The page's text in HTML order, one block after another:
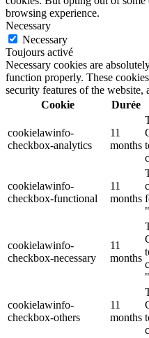
browsing experience.
Necessary
Necessary
Toujours activé
Necessary cookies are
function properly. These
security features of the website,
Cookie
Durée
cookielawinfo-
checkbox-analytics
11
months
cookielawinfo-
checkbox-functional
11
months
cookielawinfo-
checkbox-necessary
11
months
cookielawinfo-
checkbox-others
11
months